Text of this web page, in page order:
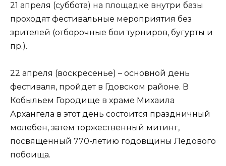
21 апреля (суббота) на площадке внутри базы
проходят фестивальные мероприятия без
зрителей (отборочные бои турниров, бугурты и
пр.).
22 апреля (воскресенье) – основной день
фестиваля, пройдет в Гдовском районе. В
Кобыльем Городище в храме Михаила
Архангела в этот день состоится праздничный
молебен, затем торжественный митинг,
посвященный 770-летию годовщины Ледового
побоища.